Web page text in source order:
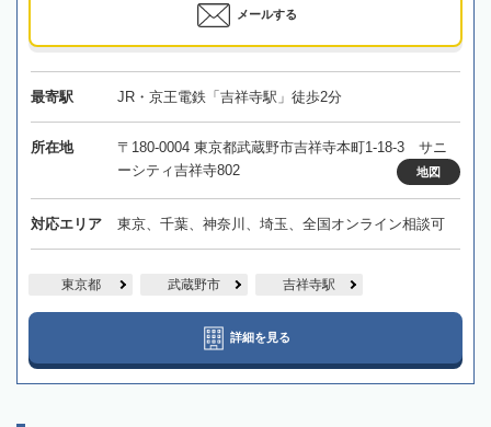
メールする
最寄駅 JR・京王電鉄「吉祥寺駅」徒歩2分
所在地
〒180-0004 東京都武蔵野市吉祥寺本町1-18-3 サニ
ーシティ吉祥寺802
地図
対応エリア 東京、千葉、神奈川、埼玉、全国オンライン相談可
東京都 武蔵野市 吉祥寺駅
詳細を見る